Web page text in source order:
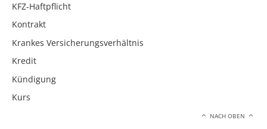
KFZ-Haftpflicht
Kontrakt
Krankes Versicherungsverhältnis
Kredit
Kündigung
Kurs
NACH OBEN